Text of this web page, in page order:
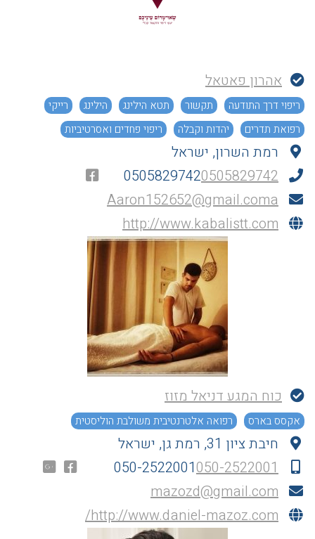
אהרון פאטאל
ריפוי דרך התודעה תקשור תטא הילינג הילינג
רייקי
רפואת תדרים
יהדות וקבלה ריפוי פחדים ואסרטיביות
רמת השרון, ישראל
05058297420505829742
Aaron152652@gmail.coma
http://www.kabalistt.com
כוח המגע דניאל מזוז
אקסס בארס רפואה אלטרנטיבית משולבת הוליסטית
חיבת ציון 31, רמת גן, ישראל
050-2522001050-2522001
mazozd@gmail.com
http://www.daniel-mazoz.com/